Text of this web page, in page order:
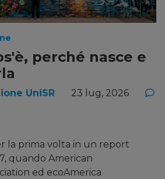
perché nasce e
UniSR
23 lug, 2026
la prima volta in un report
quando American
ed ecoAmerica